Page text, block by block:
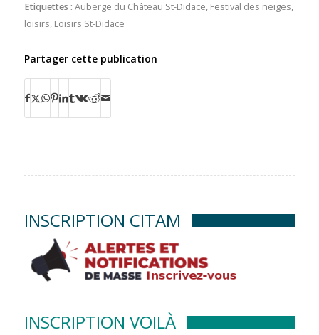
Etiquettes : Auberge du Château St-Didace, Festival des neiges,
loisirs, Loisirs St-Didace
Partager cette publication
INSCRIPTION CITAM
INSCRIPTION VOILÀ